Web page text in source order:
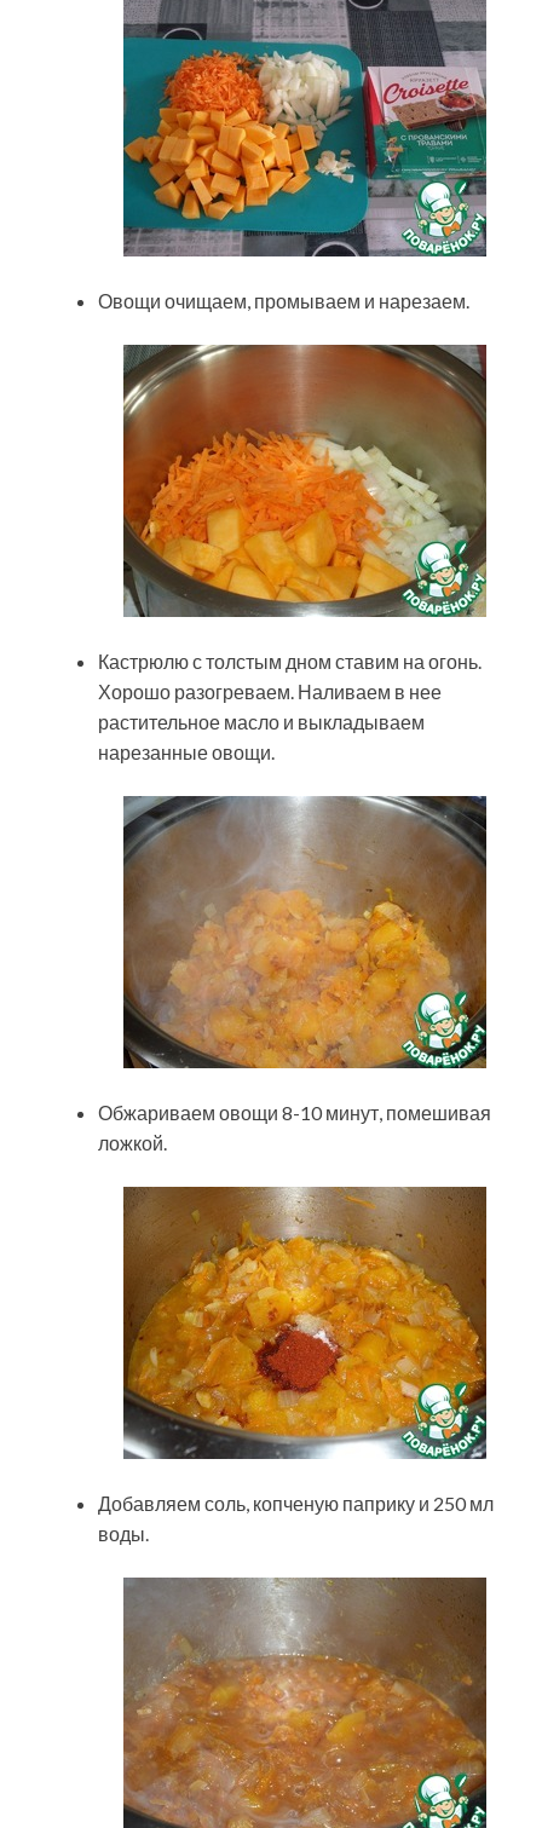
Овощи очищаем, промываем и нарезаем.
Кастрюлю с толстым дном ставим на огонь.
Хорошо разогреваем. Наливаем в нее
растительное масло и выкладываем
нарезанные овощи.
Обжариваем овощи 8-10 минут, помешивая
ложкой.
Добавляем соль, копченую паприку и 250 мл
воды.